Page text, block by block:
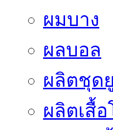
ผมบาง
ผลบอล
ผลิตชุด
ผลิตเสื้อ